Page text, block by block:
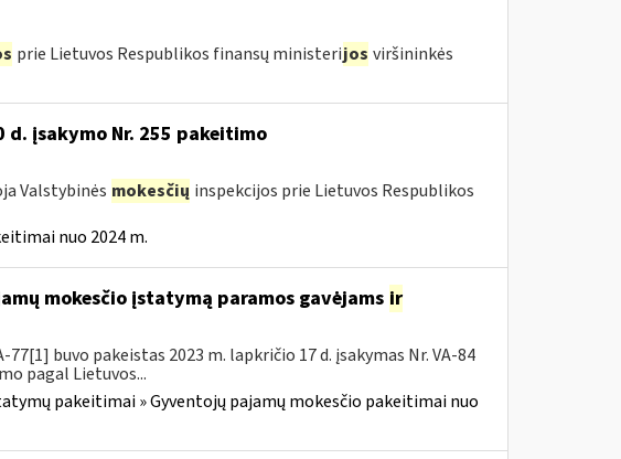
prie Lietuvos Respublikos finansų ministerijos viršininkės
d. įsakymo Nr. 255 pakeitimo
Valstybinės mokesčių inspekcijos prie Lietuvos Respublikos
nuo 2024 m.
mokesčio įstatymą paramos gavėjams ir
buvo pakeistas 2023 m. lapkričio 17 d. įsakymas Nr. VA-84
pagal Lietuvos...
pakeitimai » Gyventojų pajamų mokesčio pakeitimai nuo